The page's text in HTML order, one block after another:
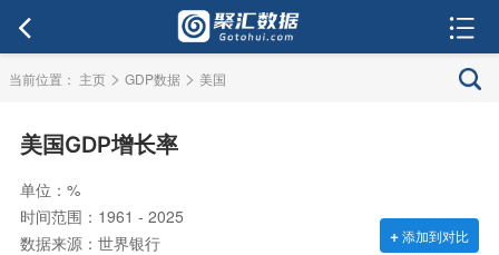
当前位置： 主页 > GDP数据 > 美国
美国GDP增长率
单位：%
时间范围：1961 - 2025
数据来源：世界银行
+添加到对比